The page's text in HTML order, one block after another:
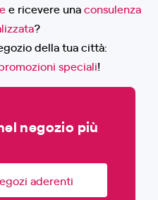
e ricevere unaconsulenza
?
della tua città:
speciali!
negozio più
aderenti